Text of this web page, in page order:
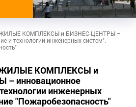
КОМПЛЕКСЫ и БИЗНЕС-ЦЕНТРЫ –
и технологии инженерных систем".
КОМПЛЕКСЫ и
инновационное
инженерных
"Пожаробезопасность"